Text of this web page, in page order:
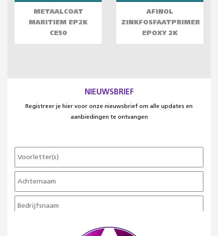
METAALCOAT
MARITIEM EP2K
CE50
AFINOL
ZINKFOSFAATPRIMER
EPOXY 2K
NIEUWSBRIEF
Registreer je hier voor onze nieuwsbrief om alle updates en
aanbiedingen te ontvangen